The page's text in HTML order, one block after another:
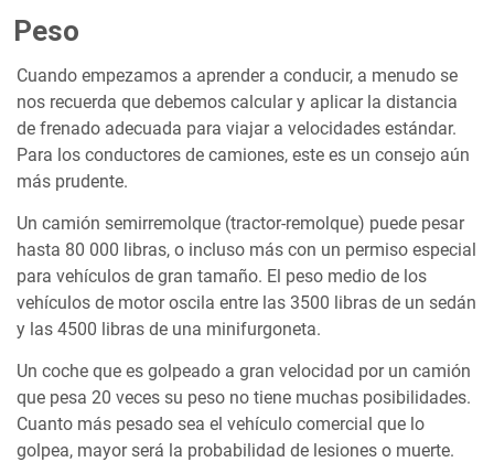
Peso
Cuando empezamos a aprender a conducir, a menudo se
nos recuerda que debemos calcular y aplicar la distancia
de frenado adecuada para viajar a velocidades estándar.
Para los conductores de camiones, este es un consejo aún
más prudente.
Un camión semirremolque (tractor-remolque) puede pesar
hasta 80 000 libras, o incluso más con un permiso especial
para vehículos de gran tamaño. El peso medio de los
vehículos de motor oscila entre las 3500 libras de un sedán
y las 4500 libras de una minifurgoneta.
Un coche que es golpeado a gran velocidad por un camión
que pesa 20 veces su peso no tiene muchas posibilidades.
Cuanto más pesado sea el vehículo comercial que lo
golpea, mayor será la probabilidad de lesiones o muerte.